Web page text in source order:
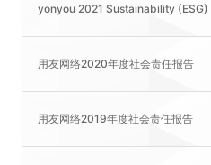
yonyou 2021 Sustainability
用友网络2020年度社会责任报告
用友网络2019年度社会责任报告